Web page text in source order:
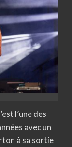
l’une des
avec un
à sa sortie